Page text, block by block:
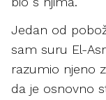
Jedan od
sam suru El-
razumio njeno
da je osnovno